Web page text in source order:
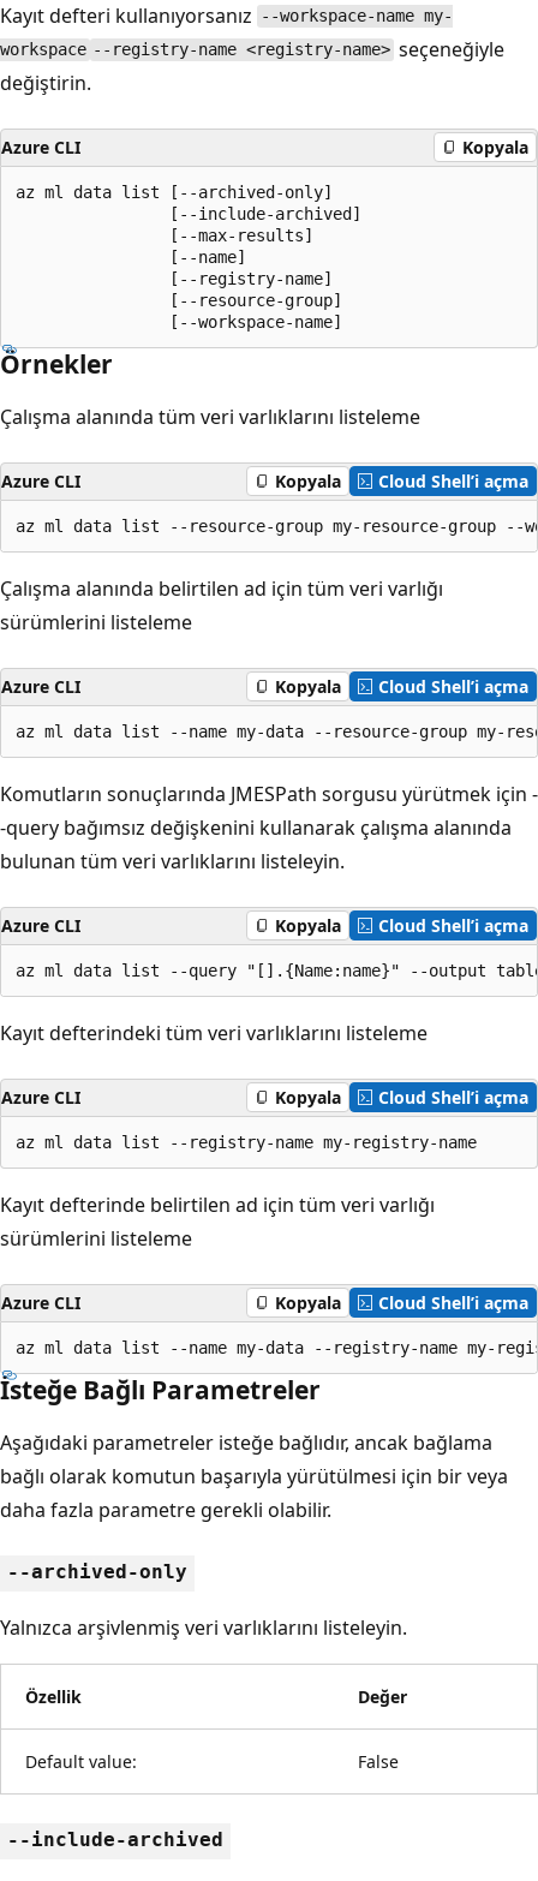
Kayıt defteri kullanıyorsanız
--workspace-name my-
workspace --registry-name <registry-name> seçeneğiyle
değiştirin.
Azure CLI Kopyala
az ml data list [--archived-only]
                [--include-archived]
                [--max-results]
                [--name]
                [--registry-name]
                [--resource-group]
                [--workspace-name]
Örnekler
Çalışma alanında tüm veri varlıklarını listeleme
Azure CLI Kopyala Cloud Shell’i açma
az ml data list --resource-group my-resource-group --
Çalışma alanında belirtilen ad için tüm veri varlığı
sürümlerini listeleme
Azure CLI Kopyala Cloud Shell’i açma
az ml data list --name my-data --resource-group my-
Komutların sonuçlarında JMESPath sorgusu yürütmek için -
-query bağımsız değişkenini kullanarak çalışma alanında
bulunan tüm veri varlıklarını listeleyin.
Azure CLI Kopyala Cloud Shell’i açma
az ml data list --query "[].{Name:name}" --output table
Kayıt defterindeki tüm veri varlıklarını listeleme
Azure CLI Kopyala Cloud Shell’i açma
az ml data list --registry-name my-registry-name
Kayıt defterinde belirtilen ad için tüm veri varlığı
sürümlerini listeleme
Azure CLI Kopyala Cloud Shell’i açma
az ml data list --name my-data --registry-name my-
İsteğe Bağlı Parametreler
Aşağıdaki parametreler isteğe bağlıdır, ancak bağlama
bağlı olarak komutun başarıyla yürütülmesi için bir veya
daha fazla parametre gerekli olabilir.
--archived-only
Yalnızca arşivlenmiş veri varlıklarını listeleyin.
Özellik Değer
Default value: False
--include-archived